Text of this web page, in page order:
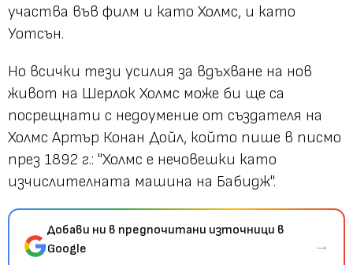
участва във филм и като Холмс, и като
Уотсън.
Но всички тези усилия за вдъхване на нов
живот на Шерлок Холмс може би ще са
посрещнати с недоумение от създателя на
Холмс Артър Конан Дойл, който пише в писмо
през 1892 г.: "Холмс е нечовешки като
изчислителната машина на Бабидж".
Добави ни в предпочитани източници в
Google
→